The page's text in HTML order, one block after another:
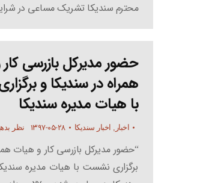
محترم سندیکا تشریک مساعی در
حضور مدیرکل بازرسی
همراه در سندیکا و
با هیات مدیره سندیکا
اخبار , اخبار سندیکا ۱۳۹۷-۰۵-۲۸ نظر
“حضور مدیرکل بازرسی کار و هیات
برگزاری نشست با هیات مدیره